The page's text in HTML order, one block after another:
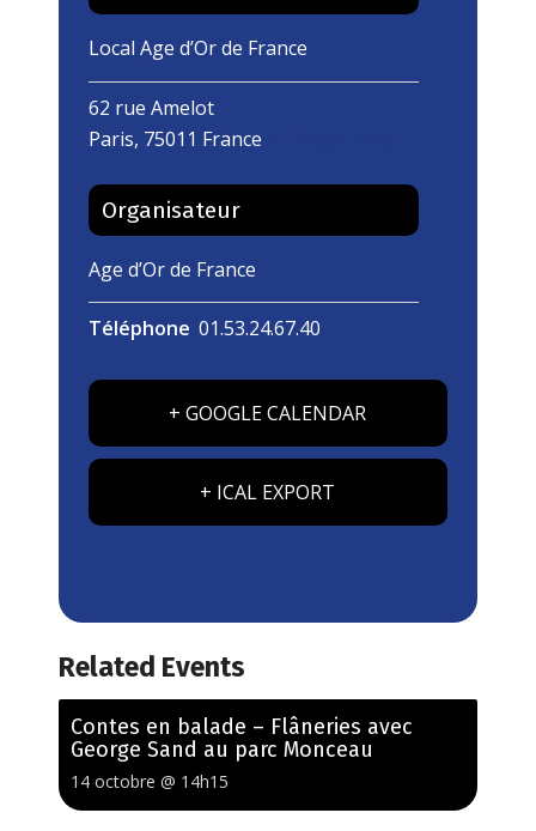
Local Age d’Or de France
62 rue Amelot
Paris, 75011 France
Organisateur
Age d’Or de France
Téléphone 01.53.24.67.40
+ GOOGLE CALENDAR
+ ICAL EXPORT
Related Events
Contes en balade – Flâneries avec
George Sand au parc Monceau
14 octobre @ 14h15